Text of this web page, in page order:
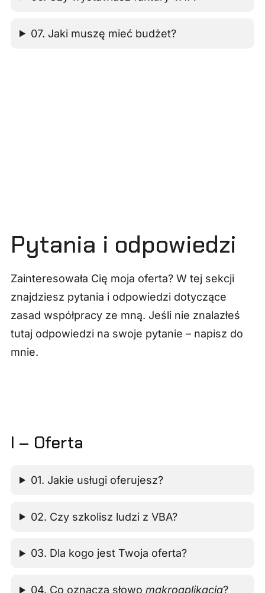
07. Jaki muszę mieć budżet?
Pytania i odpowiedzi
Zainteresowała Cię moja oferta? W tej sekcji
znajdziesz pytania i odpowiedzi dotyczące
zasad współpracy ze mną. Jeśli nie znalazłeś
tutaj odpowiedzi na swoje pytanie – napisz do
mnie.
I – Oferta
01. Jakie usługi oferujesz?
02. Czy szkolisz ludzi z VBA?
03. Dla kogo jest Twoja oferta?
04. Co oznacza słowomakroaplikacja?